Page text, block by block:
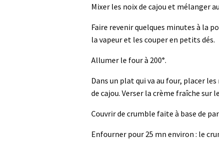
Mixer les noix de cajou et mélanger
Faire revenir quelques minutes à la
la vapeur et les couper en petits dés.
Allumer le four à 200°.
Dans un plat qui va au four, placer
de cajou. Verser la crème fraîche sur
Couvrir de crumble faite à base de
Enfourner pour 25 mn environ : le